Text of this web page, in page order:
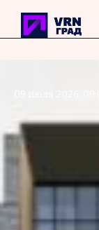
Перейти к